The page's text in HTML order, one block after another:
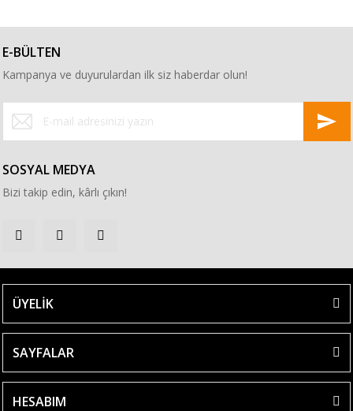
E-BÜLTEN
Kampanya ve duyurulardan ilk siz haberdar olun!
SOSYAL MEDYA
Bizi takip edin, kârlı çıkın!
ÜYELİK
SAYFALAR
HESABIM